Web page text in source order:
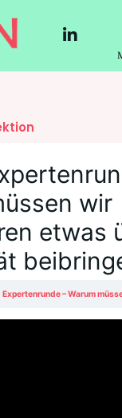
L
i
k
i
n
wir
etwas
– Warum müssen wir Ingenieuren